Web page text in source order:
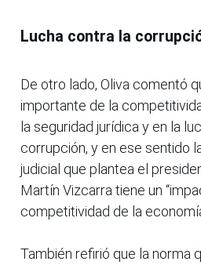
Lucha contra la
De otro lado, Oliva comentó
importante de la
la seguridad jurídica y en la
corrupción, y en ese sentido
judicial que plantea el
Martín Vizcarra tiene un
competitividad de la
También refirió que la norma